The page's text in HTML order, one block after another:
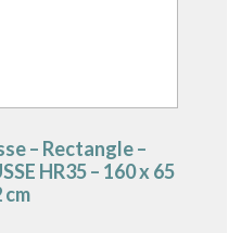
– Rectangle –
HR35 – 160 x 65
cm